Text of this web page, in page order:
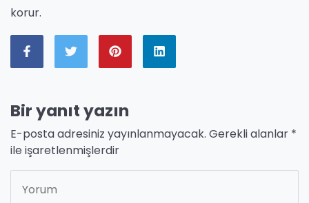
korur.
Bir yanıt yazın
E-posta adresiniz yayınlanmayacak. Gerekli alanlar *
ile işaretlenmişlerdir